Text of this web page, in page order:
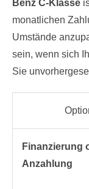
Benz C-Klasse
monatlichen
Umstände
sein, wenn sich
Sie
Finanzierung
Anzahlung